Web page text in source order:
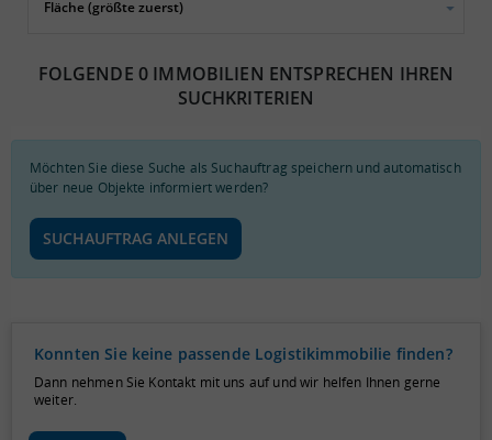
FOLGENDE 0 IMMOBILIEN ENTSPRECHEN IHREN
SUCHKRITERIEN
Möchten Sie diese Suche als Suchauftrag speichern und automatisch
über neue Objekte informiert werden?
SUCHAUFTRAG ANLEGEN
Konnten Sie keine passende Logistikimmobilie finden?
Dann nehmen Sie Kontakt mit uns auf und wir helfen Ihnen gerne
weiter.